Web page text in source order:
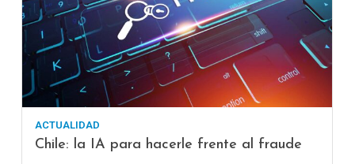
ACTUALIDAD
Chile: la IA para hacerle frente al fraude